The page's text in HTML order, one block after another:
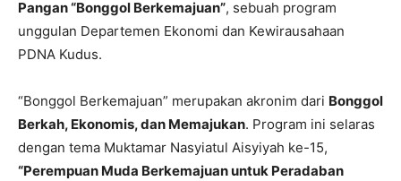
Pangan “Bonggol Berkemajuan”, sebuah program
unggulan Departemen Ekonomi dan Kewirausahaan
PDNA Kudus.
“Bonggol Berkemajuan” merupakan akronim dari Bonggol
Berkah, Ekonomis, dan Memajukan. Program ini selaras
dengan tema Muktamar Nasyiatul Aisyiyah ke-15,
“Perempuan Muda Berkemajuan untuk Peradaban